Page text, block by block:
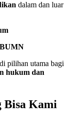
dalam dan luar
pilihan utama bagi
hukum dan
Bisa Kami